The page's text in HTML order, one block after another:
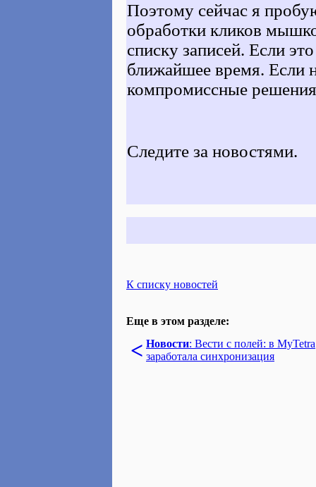
Поэтому сейчас я
обработки кликов
списку записей. Если
ближайшее время. Если
компромиссные
Следите за новостями.
К списку новостей
Еще в этом разделе:
< Новости: Вести с полей: в MyTetra
заработала синхронизация